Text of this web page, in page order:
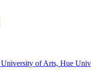
University of Arts, Hue